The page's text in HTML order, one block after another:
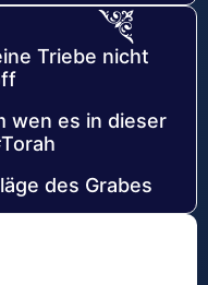
Triebe nicht
wen es in dieser
des Grabes